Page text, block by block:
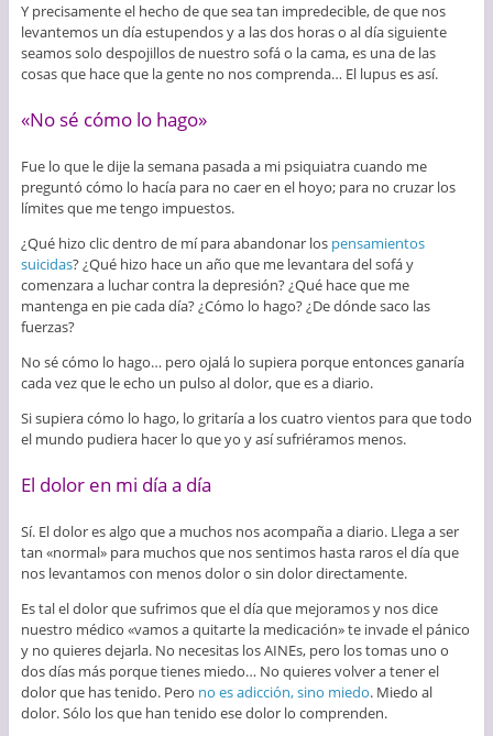
Y precisamente el hecho de que sea tan impredecible, de que nos
levantemos un día estupendos y a las dos horas o al día siguiente
seamos solo despojillos de nuestro sofá o la cama, es una de las
cosas que hace que la gente no nos comprenda… El lupus es así.
«No sé cómo lo hago»
Fue lo que le dije la semana pasada a mi psiquiatra cuando me
preguntó cómo lo hacía para no caer en el hoyo; para no cruzar los
límites que me tengo impuestos.
¿Qué hizo clic dentro de mí para abandonar los pensamientos
suicidas? ¿Qué hizo hace un año que me levantara del sofá y
comenzara a luchar contra la depresión? ¿Qué hace que me
mantenga en pie cada día? ¿Cómo lo hago? ¿De dónde saco las
fuerzas?
No sé cómo lo hago… pero ojalá lo supiera porque entonces ganaría
cada vez que le echo un pulso al dolor, que es a diario.
Si supiera cómo lo hago, lo gritaría a los cuatro vientos para que todo
el mundo pudiera hacer lo que yo y así sufriéramos menos.
El dolor en mi día a día
Sí. El dolor es algo que a muchos nos acompaña a diario. Llega a ser
tan «normal» para muchos que nos sentimos hasta raros el día que
nos levantamos con menos dolor o sin dolor directamente.
Es tal el dolor que sufrimos que el día que mejoramos y nos dice
nuestro médico «vamos a quitarte la medicación» te invade el pánico
y no quieres dejarla. No necesitas los AINEs, pero los tomas uno o
dos días más porque tienes miedo… No quieres volver a tener el
dolor que has tenido. Pero no es adicción, sino miedo. Miedo al
dolor. Sólo los que han tenido ese dolor lo comprenden.